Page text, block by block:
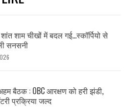
शाम चीखों में बदल गई…स्कॉर्पियो से
सनसनी
बैठक : OBC आरक्षण को हरी झंडी,
प्रक्रिया जल्द